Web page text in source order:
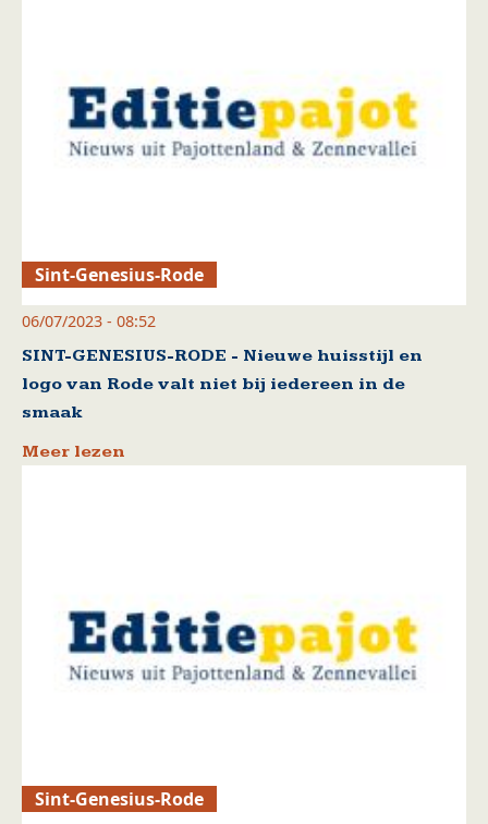
Sint-Genesius-Rode
06/07/2023 - 08:52
SINT-GENESIUS-RODE - Nieuwe huisstijl en
logo van Rode valt niet bij iedereen in de
smaak
Meer lezen
Sint-Genesius-Rode